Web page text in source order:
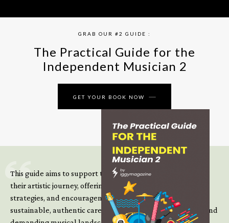
GRAB OUR #2 GUIDE :
The Practical Guide for the
Independent Musician 2
GET YOUR BOOK NOW
This guide aims to support those climbing the next steps of
their artistic journey, offering practical insight, updated
strategies, and encouragement to continue building
sustainable, authentic careers in an increasingly complex and